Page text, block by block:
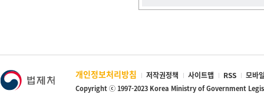
개인정보처리방침 저작권정책 사이트맵 RSS 모바
Copyright ⓒ 1997-2023 Korea Ministry of Government